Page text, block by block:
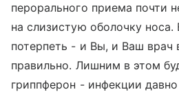
перорального приема почти
на слизистую оболочку
потерпеть - и Вы, и Ваш врач
правильно. Лишним в этом
гриппферон - инфекции